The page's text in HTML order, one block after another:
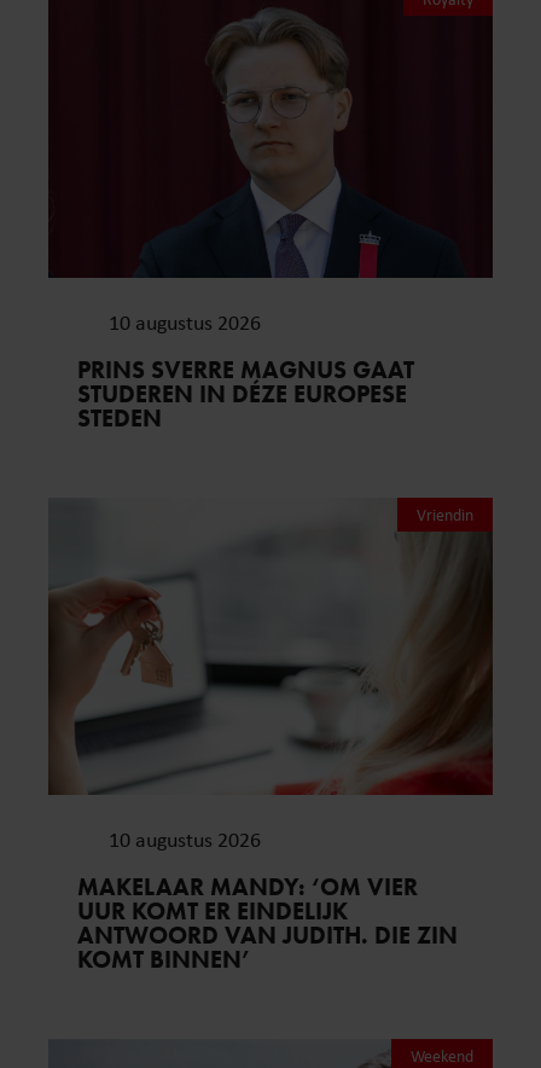
10 augustus 2026
PRINS SVERRE MAGNUS GAAT
STUDEREN IN DÉZE EUROPESE
STEDEN
Vriendin
10 augustus 2026
MAKELAAR MANDY: ‘OM VIER
UUR KOMT ER EINDELIJK
ANTWOORD VAN JUDITH. DIE ZIN
KOMT BINNEN’
Weekend